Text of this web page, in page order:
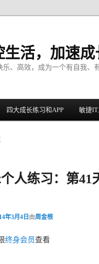
生活，加速成
乐、高效，成为一个有自我、
内容区域
内容区域
四大成长练习和APP 敏捷IT
人练习：第41
年3月4日 由周金根
终身会员查看